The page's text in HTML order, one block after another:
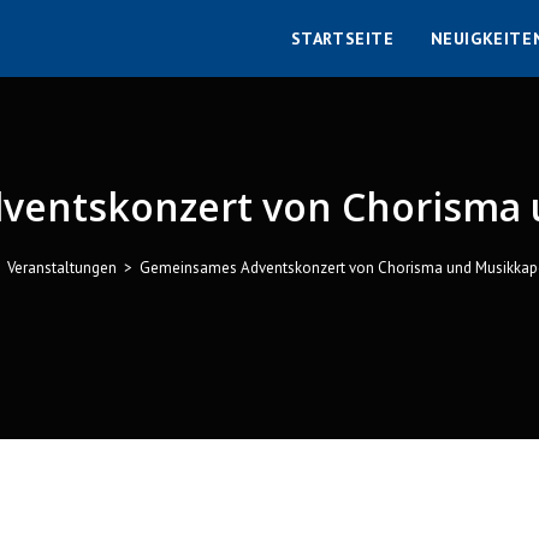
STARTSEITE
von
Veranstaltungen > Gemeinsames Adventskonzert von Chorisma und